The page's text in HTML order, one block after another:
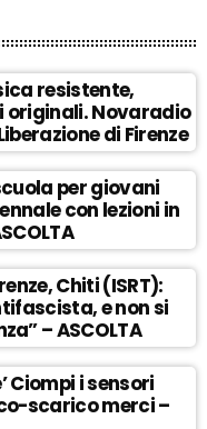
resistente,
originali. Novaradio
di Firenze
per giovani
con lezioni in
Chiti (ISRT):
e non si
– ASCOLTA
Ciompi i sensori
scarico merci –